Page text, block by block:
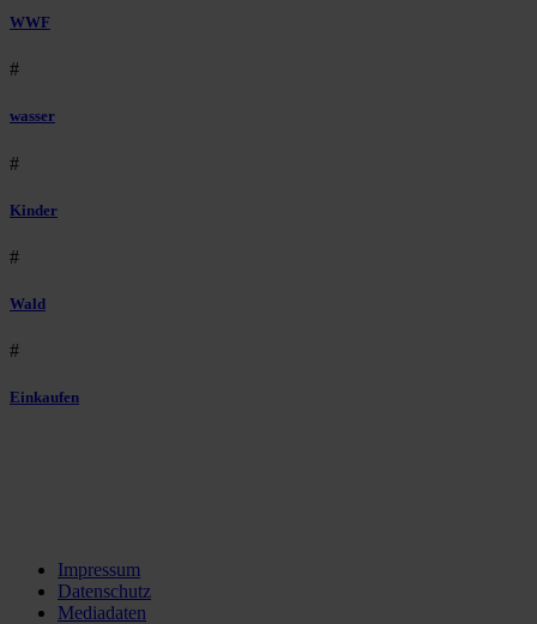
WWF
#
wasser
#
Kinder
#
Wald
#
Einkaufen
Impressum
Datenschutz
Mediadaten